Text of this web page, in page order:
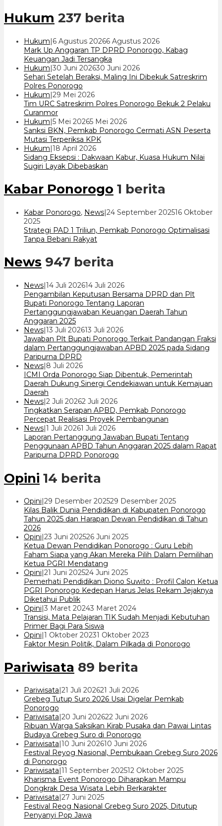
Hukum 237 berita
Hukum|6 Agustus 20266 Agustus 2026oleh
cakrawala
Mark Up Anggaran TP DPRD Ponorogo, Kabag
Keuangan Jadi Tersangka
Hukum|30 Juni 202630 Juni 2026oleh
cakrawala
Sehari Setelah Beraksi, Maling Ini Dibekuk Satreskrim
Polres Ponorogo
Hukum|29 Mei 2026oleh
cakrawala
Tim URC Satreskrim Polres Ponorogo Bekuk 2 Pelaku
Curanmor
Hukum|5 Mei 20265 Mei 2026oleh
cakrawala
Sanksi BKN, Pemkab Ponorogo Cermati ASN Peserta
Mutasi Terperiksa KPK
Hukum|18 April 2026oleh
cakrawala
7
Sidang Eksepsi : Dakwaan Kabur, Kuasa Hukum Nilai
Sugiri Layak Dibebaskan
Kabar Ponorogo 1 berita
Kabar Ponorogo, News|24 September 202516 Oktober
2025oleh
cakrawala
7
Strategi PAD 1 Triliun, Pemkab Ponorogo Optimalisasi
Tanpa Bebani Rakyat
News 947 berita
News|14 Juli 202614 Juli 2026oleh
cakrawala
7
Pengambilan Keputusan Bersama DPRD dan Plt
Bupati Ponorogo Tentang Laporan
Pertanggungjawaban Keuangan Daerah Tahun
Anggaran 2025
News|13 Juli 202613 Juli 2026oleh
cakrawala
7
Jawaban Plt Bupati Ponorogo Terkait Pandangan Fraksi
dalam Pertanggungjawaban APBD 2025 pada Sidang
Paripurna DPRD
News|8 Juli 2026oleh
cakrawala
7
ICMI Orda Ponorogo Siap Dibentuk, Pemerintah
Daerah Dukung Sinergi Cendekiawan untuk Kemajuan
Daerah
News|2 Juli 20262 Juli 2026oleh
cakrawala
7
Tingkatkan Serapan APBD, Pemkab Ponorogo
Percepat Realisasi Proyek Pembangunan
News|1 Juli 20261 Juli 2026oleh
cakrawala
7
Laporan Pertanggung Jawaban Bupati Tentang
Penggunaan APBD Tahun Anggaran 2025 dalam Rapat
Paripurna DPRD Ponorogo
Opini 14 berita
Opini|29 Desember 202529 Desember 2025oleh
cakrawala
7
Kilas Balik Dunia Pendidikan di Kabupaten Ponorogo
Tahun 2025 dan Harapan Dewan Pendidikan di Tahun
2026
Opini|23 Juni 202526 Juni 2025oleh
cakrawala
7
Ketua Dewan Pendidikan Ponorogo : Guru Lebih
Faham Siapa yang Akan Mereka Pilih Dalam Pemilihan
Ketua PGRI Mendatang
Opini|21 Juni 202524 Juni 2025oleh
cakrawala
7
Pemerhati Pendidikan Diono Suwito : Profil Calon Ketua
PGRI Ponorogo Kedepan Harus Jelas Rekam Jejaknya
Diketahui Publik
Opini|3 Maret 20243 Maret 2024oleh
cakrawala
Transisi, Mata Pelajaran TIK Sudah Menjadi Kebutuhan
Primer Bagi Para Siswa
Opini|1 Oktober 20231 Oktober 2023
cakrawala
Faktor Mesin Politik, Dalam Pilkada di Ponorogo
Pariwisata 89 berita
Pariwisata 21 Juli 202621 Juli 2026oleh
cakrawala
Grebeg Tutup Suro 2026 Usai Digelar Pemkab
Ponorogo
Pariwisata 20 Juni 202622 Juni 2026oleh
cakrawala
Ribuan Warga Saksikan Kirab Pusaka dan Pawai Lintas
Budaya Grebeg Suro di Ponorogo
Pariwisata 10 Juni 202610 Juni 2026oleh
cakrawala
Festival Reyog Nasional, Pembukaan Grebeg Suro 2026
di Ponorogo
Pariwisata 11 September 202512 Oktober 2025oleh
cakrawala
Kharisma Event Ponorogo Diharapkan Mampu
Dongkrak Desa Wisata Lebih Berkarakter
Pariwisata 27 Juni 2025oleh
cakrawala
Festival Reog Nasional Grebeg Suro 2025, Ditutup
Penyanyi Pop Jawa